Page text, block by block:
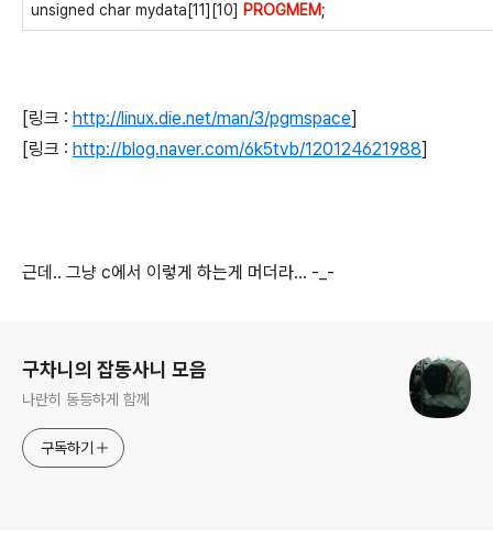
unsigned char mydata[11][10] PROGMEM;
[링크 : http://linux.die.net/man/3/pgmspace]
[링크 : http://blog.naver.com/6k5tvb/120124621988]
근데.. 그냥 c에서 이렇게 하는게 머더라... -_-
구차니의 잡동사니 모음
나란히 동등하게 함께
구독하기